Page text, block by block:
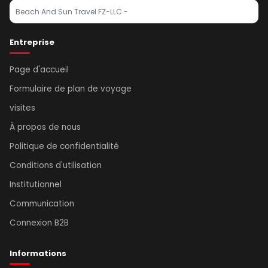
Beach And Sun Travel FZ-LLC -
Entreprise
Page d'accueil
Formulaire de plan de voyage
visites
À propos de nous
Politique de confidentialité
Conditions d'utilisation
Institutionnel
Communication
Connexion B2B
Informations